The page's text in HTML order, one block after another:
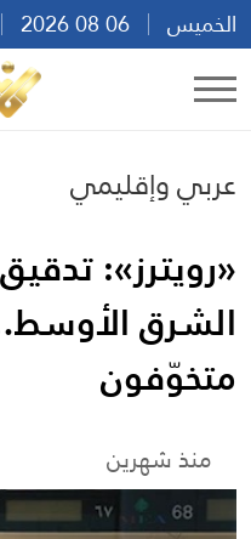
الخميس
18:13
عربي وإقليمي
«رويترز»:
الشرق
متخوّفون
منذ شهرين